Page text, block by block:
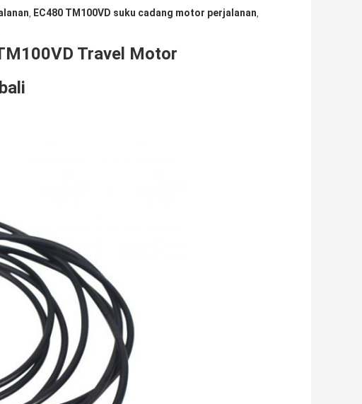
, EC480 TM100VD suku cadang motor perjalanan,
Travel Motor